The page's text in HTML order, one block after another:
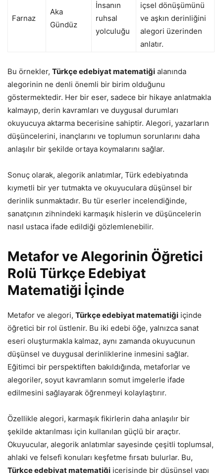
Farnaz
Aka
Gündüz
İnsanın
ruhsal
yolculuğu
içsel dönüşümünü
ve aşkın derinliğini
alegori üzerinden
anlatır.
Bu örnekler, Türkçe edebiyat matematiği alanında
alegorinin ne denli önemli bir birim olduğunu
göstermektedir. Her bir eser, sadece bir hikaye anlatmakla
kalmayıp, derin kavramları ve duygusal durumları
okuyucuya aktarma becerisine sahiptir. Alegori, yazarların
düşüncelerini, inançlarını ve toplumun sorunlarını daha
anlaşılır bir şekilde ortaya koymalarını sağlar.
Sonuç olarak, alegorik anlatımlar, Türk edebiyatında
kıymetli bir yer tutmakta ve okuyuculara düşünsel bir
derinlik sunmaktadır. Bu tür eserler incelendiğinde,
sanatçının zihnindeki karmaşık hislerin ve düşüncelerin
nasıl ustaca ifade edildiği gözlemlenebilir.
Metafor ve Alegorinin Öğretici
Rolü Türkçe Edebiyat
Matematiği İçinde
Metafor ve alegori, Türkçe edebiyat matematiği içinde
öğretici bir rol üstlenir. Bu iki edebi öğe, yalnızca sanat
eseri oluşturmakla kalmaz, aynı zamanda okuyucunun
düşünsel ve duygusal derinliklerine inmesini sağlar.
Eğitimci bir perspektiften bakıldığında, metaforlar ve
alegoriler, soyut kavramların somut imgelerle ifade
edilmesini sağlayarak öğrenmeyi kolaylaştırır.
Özellikle alegori, karmaşık fikirlerin daha anlaşılır bir
şekilde aktarılması için kullanılan güçlü bir araçtır.
Okuyucular, alegorik anlatımlar sayesinde çeşitli toplumsal,
ahlaki ve felsefi konuları keşfetme fırsatı bulurlar. Bu,
Türkçe edebiyat matematiği içerisinde bir düşünsel yapı